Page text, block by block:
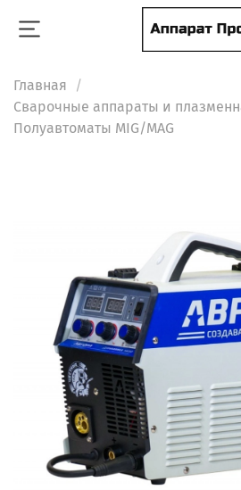
Главная
Сварочные аппараты и
Полуавтоматы MIG/MAG